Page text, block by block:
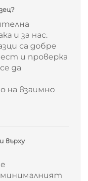
и за нас.
са добре
и проверка
да
на взаимно
върху
минималният